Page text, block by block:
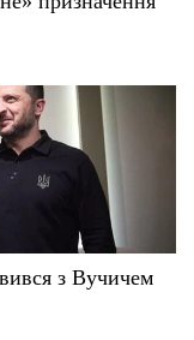
з Вучичем